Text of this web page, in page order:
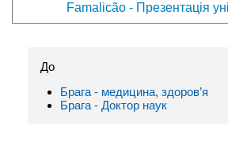
Famalicão - Презентація
До
Брага - медицина, здоров’я
Брага - Доктор наук